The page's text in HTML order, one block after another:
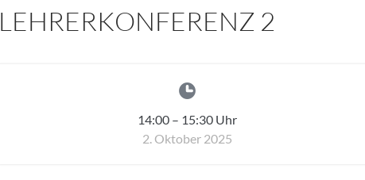
LEHRERKONFERENZ 2
14:00– 15:30Uhr
2. Oktober 2025